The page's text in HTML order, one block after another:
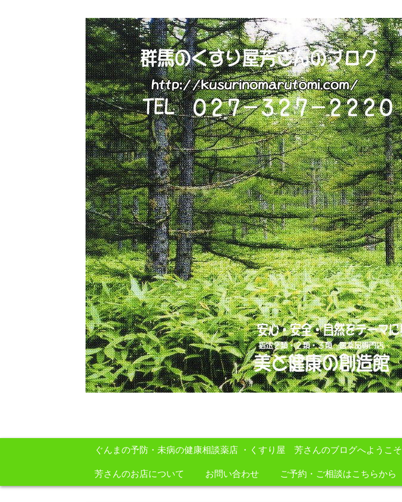
ぐんまの予防・未病の健康相談薬店 ・くすり屋 芳さんのブログへようこそ
芳さんのお店について お問い合わせ ご予約・ご相談はこちらから